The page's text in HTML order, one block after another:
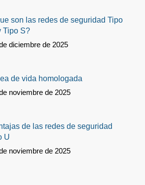
son las redes de seguridad Tipo
Tipo S?
diciembre de 2025
de vida homologada
noviembre de 2025
de las redes de seguridad
U
noviembre de 2025